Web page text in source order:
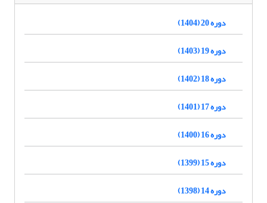
دوره 20 (1404)
دوره 19 (1403)
دوره 18 (1402)
دوره 17 (1401)
دوره 16 (1400)
دوره 15 (1399)
دوره 14 (1398)